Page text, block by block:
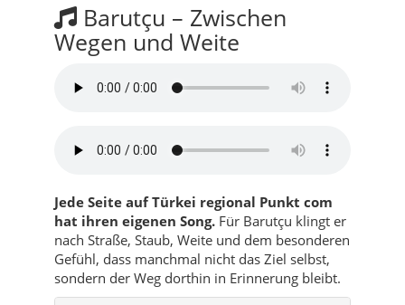
Barutçu – Zwischen
Wegen und Weite
Jede Seite auf Türkei regional Punkt com
hat ihren eigenen Song. Für Barutçu klingt er
nach Straße, Staub, Weite und dem besonderen
Gefühl, dass manchmal nicht das Ziel selbst,
sondern der Weg dorthin in Erinnerung bleibt.